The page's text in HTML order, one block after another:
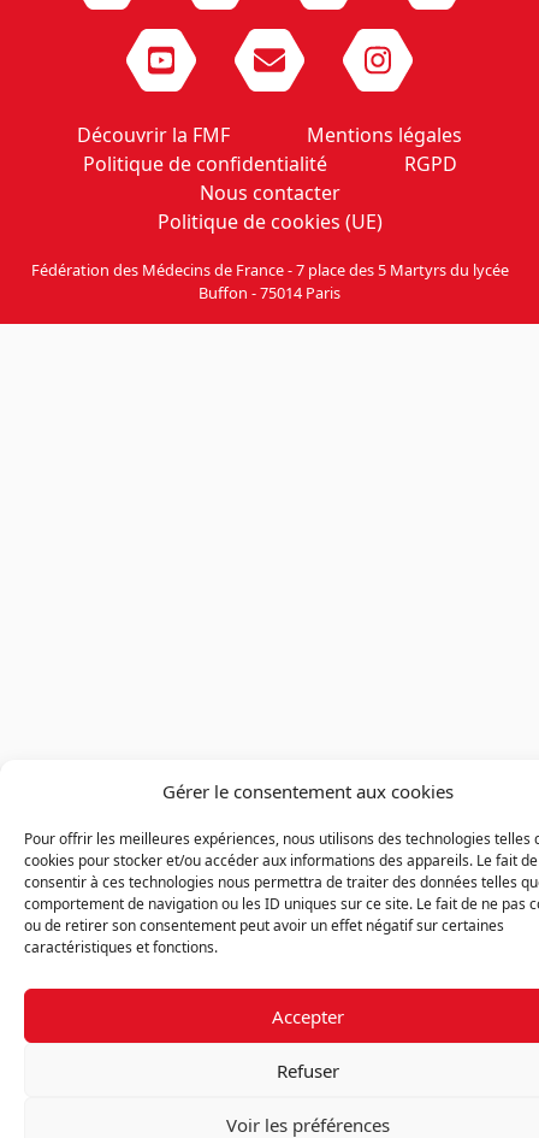
Gérer le consentement aux cookies
Pour offrir les meilleures expériences, nous utilisons des technologies telles
cookies pour stocker et/ou accéder aux informations des appareils. Le fait de
consentir à ces technologies nous permettra de traiter des données telles
comportement de navigation ou les ID uniques sur ce site. Le fait de ne pas
ou de retirer son consentement peut avoir un effet négatif sur certaines
caractéristiques et fonctions.
Accepter
Refuser
Voir les préférences
Découvrir la FMF
Mentions légales
Politique de confidentialité
RGPD
Nous contacter
Politique de cookies (UE)
Fédération des Médecins de France - 7 place des 5 Martyrs du lycée
Buffon - 75014 Paris